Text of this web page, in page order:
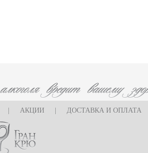
АКЦИИ ДОСТАВКА И ОПЛАТА